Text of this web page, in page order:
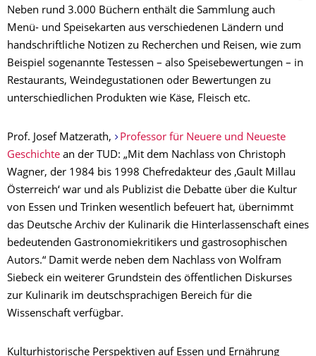
Neben rund 3.000 Büchern enthält die Sammlung auch
Menü- und Speisekarten aus verschiedenen Ländern und
handschriftliche Notizen zu Recherchen und Reisen, wie zum
Beispiel sogenannte Testessen – also Speisebewertungen – in
Restaurants, Weindegustationen oder Bewertungen zu
unterschiedlichen Produkten wie Käse, Fleisch etc.
Prof. Josef Matzerath,
Professor für Neuere und Neueste
Geschichte an der TUD: „Mit dem Nachlass von Christoph
Wagner, der 1984 bis 1998 Chefredakteur des ‚Gault Millau
Österreich‘ war und als Publizist die Debatte über die Kultur
von Essen und Trinken wesentlich befeuert hat, übernimmt
das Deutsche Archiv der Kulinarik die Hinterlassenschaft eines
bedeutenden Gastronomiekritikers und gastrosophischen
Autors.“ Damit werde neben dem Nachlass von Wolfram
Siebeck ein weiterer Grundstein des öffentlichen Diskurses
zur Kulinarik im deutschsprachigen Bereich für die
Wissenschaft verfügbar.
Kulturhistorische Perspektiven auf Essen und Ernährung